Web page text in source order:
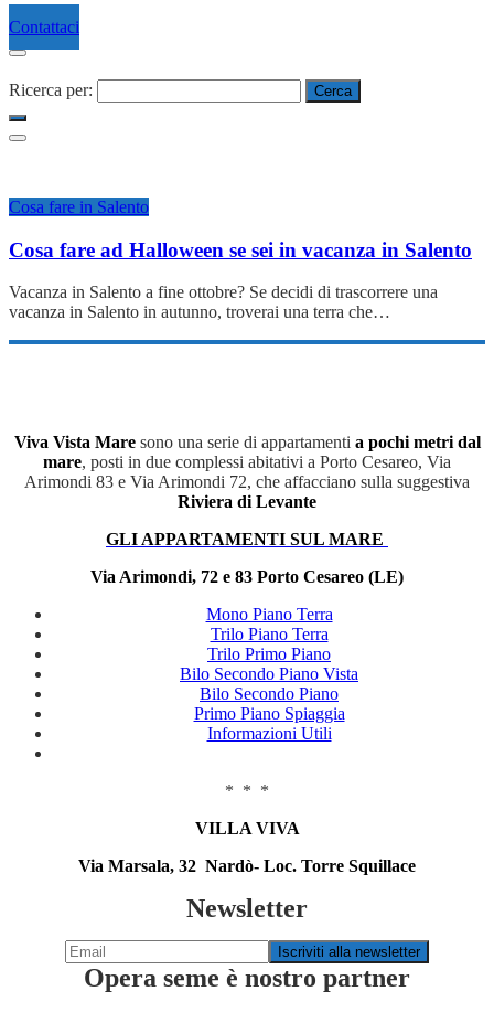
Contattaci
Ricerca per:
Cosa fare in Salento
Cosa fare ad Halloween se sei in vacanza in Salento
Vacanza in Salento a fine ottobre? Se decidi di trascorrere una
vacanza in Salento in autunno, troverai una terra che…
Viva Vista Maresono una serie di appartamenti a pochi metri dal
mare, posti in due complessi abitativi a Porto Cesareo, Via
Arimondi 83 e Via Arimondi 72, che affacciano sulla suggestiva
Riviera di Levante
GLI APPARTAMENTI SUL MARE
Via Arimondi, 72 e 83 Porto Cesareo (LE)
Mono Piano Terra
Trilo Piano Terra
Trilo Primo Piano
Bilo Secondo Piano Vista
Bilo Secondo Piano
Primo Piano Spiaggia
Informazioni Utili
* * *
VILLA VIVA
Via Marsala, 32 Nardò- Loc. Torre Squillace
Newsletter
Opera seme è nostro partner